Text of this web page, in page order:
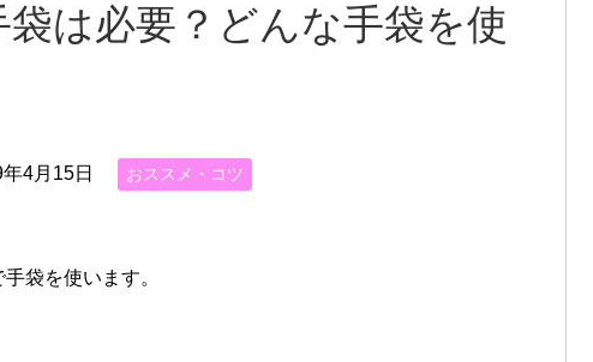
は必要？どんな手袋を使
4月15日 おススメ・コツ
袋を使います。